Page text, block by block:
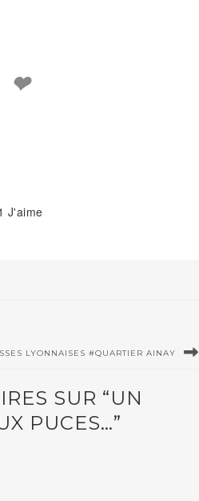
❤
J'aime
LYONNAISES #QUARTIER AINAY
SUR “UN
PUCES…”